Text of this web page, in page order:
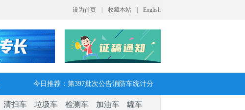
今日推荐：第397批次公告消防车统计分
析：公示企业达21家11种车型，水罐、器
清扫车 垃圾车 检测车 加油车 罐车